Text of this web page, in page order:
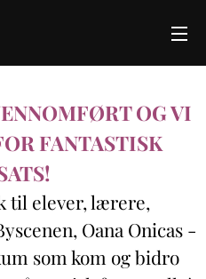
OG VI
FANTASTISK
til elever, lærere,
Oana Onicas -
som kom og bidro